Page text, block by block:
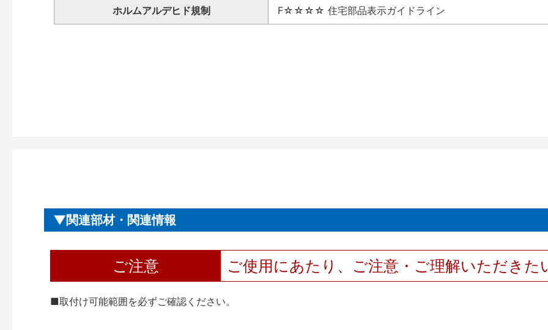
ホルムアルデヒド規制 F☆☆☆☆ 住宅部品表示ガイドライン
関連部材・関連情報
ご注意 ご使用にあたり、ご注意・ご理解いただきた
■取付け可能範囲を必ずご確認ください。